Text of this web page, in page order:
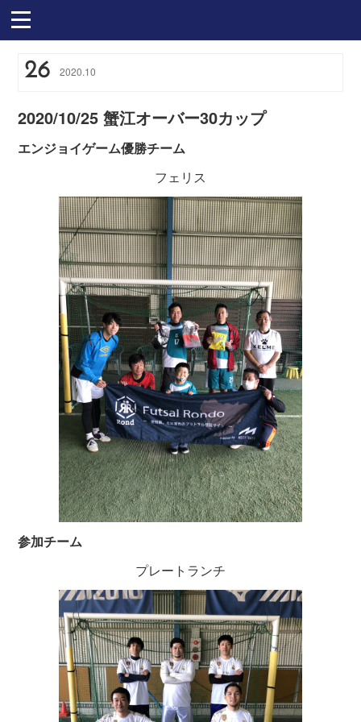
26 2020.10
2020/10/25 蟹江オーバー30カップ
エンジョイゲーム優勝チーム
フェリス
参加チーム
プレートランチ